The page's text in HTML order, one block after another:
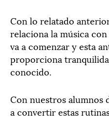
Con lo relatado
relaciona la música
va a comenzar y esta
proporciona
conocido.
Con nuestros alumnos
a convertir estas